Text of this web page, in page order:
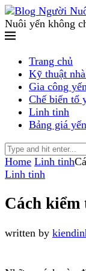
Nuôi yến không
Trang chủ
Kỹ thuật
Gia công
Chế biến tổ
Linh tinh
Bảng giá
Home Linh tinh
Linh tinh
Cách
written by